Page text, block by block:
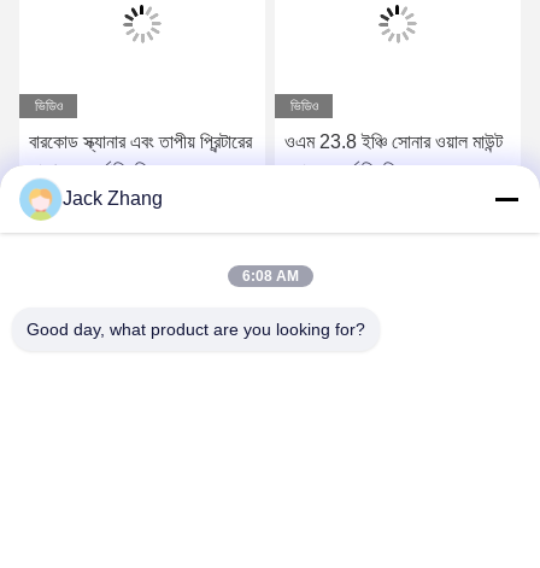
ভিডিও
বারকোড স্ক্যানার এবং তাপীয় প্রিন্টারের
সাথে স্ব-অর্ডারিং কিওস্ক
সেরা মূল্য পান
ভিডিও
ওএম 23.8 ইঞ্চি সোনার ওয়াল মাউন্ট
করা স্ব-অর্ডারিং কিওস্ক
সেরা মূল্য পান
Jack Zhang
6:08 AM
Good day, what product are you looking for?